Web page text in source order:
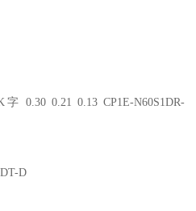
0.30 0.21 0.13 CP1E-N60S1DR-
D